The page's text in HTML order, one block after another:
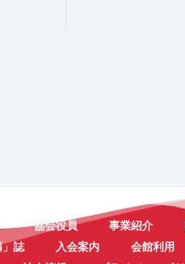
協会役員 事業紹介
」誌 入会案内 会館利用